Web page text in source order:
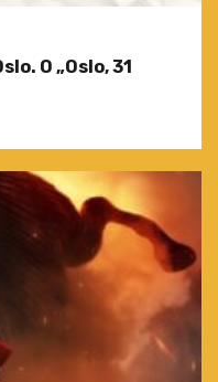
O „Oslo, 31